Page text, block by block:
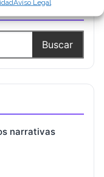
Aviso Legal
narrativas